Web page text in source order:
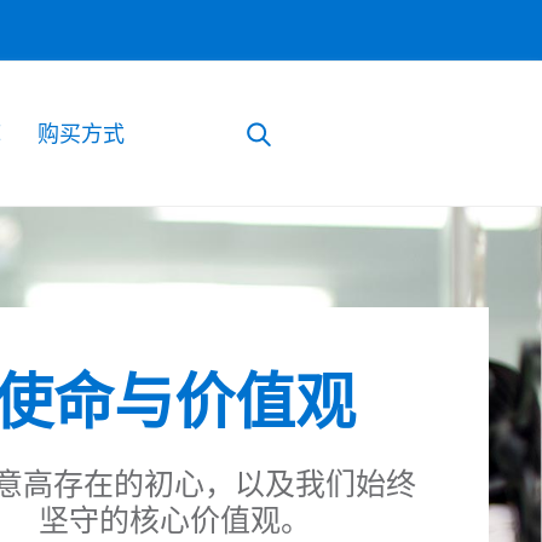
购买方式
命与价值观
高存在的初心，以及我们始终
坚守的核心价值观。